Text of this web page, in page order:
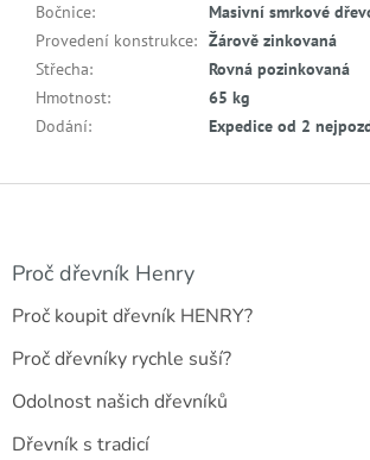
Bočnice:
Masivní smrkové
Provedení konstrukce: Žárově zinkovaná
Střecha:
Rovná pozinkovaná
Hmotnost:
65 kg
Dodání: Expedice od 2
Z
Proč dřevník Henry
Proč koupit dřevník HENRY?
Proč dřevníky rychle suší?
Odolnost našich dřevníků
Dřevník s tradicí